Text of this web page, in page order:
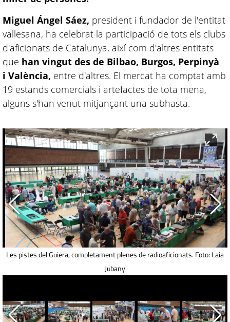
Miguel Ángel Sáez, president i fundador de l'entitat
vallesana, ha celebrat la participació de tots els clubs
d'aficionats de Catalunya, així com d'altres entitats
que han vingut des de Bilbao, Burgos, Perpinyà
i València, entre d'altres. El mercat ha comptat amb
19 estands comercials i artefactes de tota mena,
alguns s'han venut mitjançant una subhasta.
Les pistes del Guiera, completament plenes de radioaficionats. Foto: Laia
Jubany